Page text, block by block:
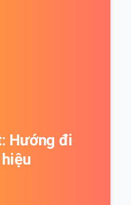
Hướng đi